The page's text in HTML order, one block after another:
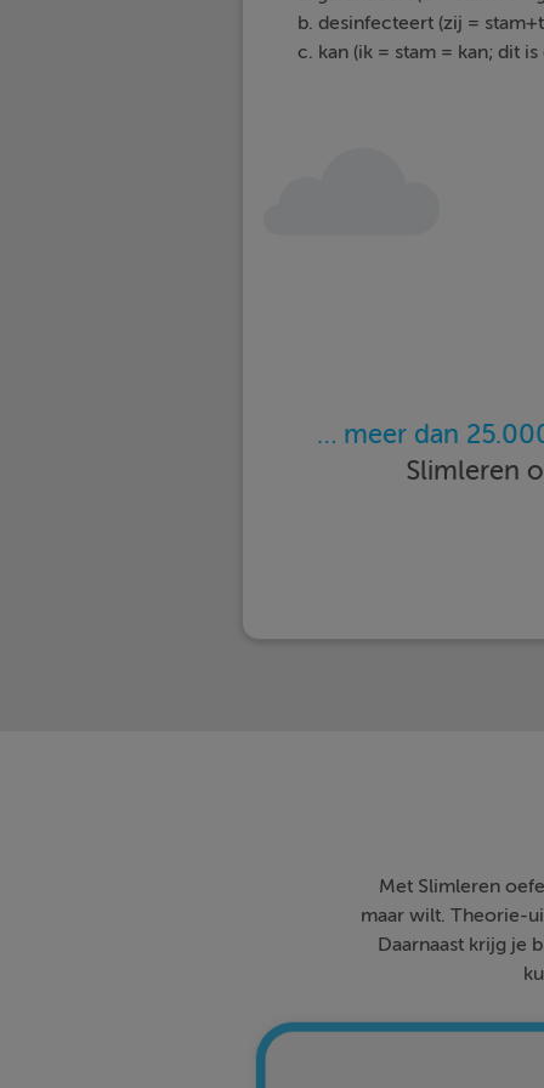
b. desinfecteert (zij =
c. kan (ik = stam = kan; dit
… meer dan
Slimleren
Met Slimleren
maar wilt. Theorie-
Daarnaast krijg je